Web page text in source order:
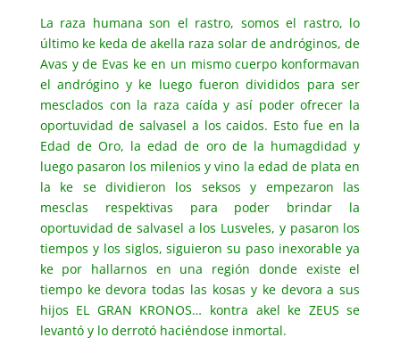
La raza humana son el rastro, somos el rastro, lo
último ke keda de akella raza solar de andróginos, de
Avas y de Evas ke en un mismo cuerpo konformavan
el andrógino y ke luego fueron divididos para ser
mesclados con la raza caída y así poder ofrecer la
oportuvidad de salvasel a los caidos. Esto fue en la
Edad de Oro, la edad de oro de la humagdidad y
luego pasaron los milenios y vino la edad de plata en
la ke se dividieron los seksos y empezaron las
mesclas respektivas para poder brindar la
oportuvidad de salvasel a los Lusveles, y pasaron los
tiempos y los siglos, siguieron su paso inexorable ya
ke por hallarnos en una región donde existe el
tiempo ke devora todas las kosas y ke devora a sus
hijos EL GRAN KRONOS… kontra akel ke ZEUS se
levantó y lo derrotó haciéndose inmortal.